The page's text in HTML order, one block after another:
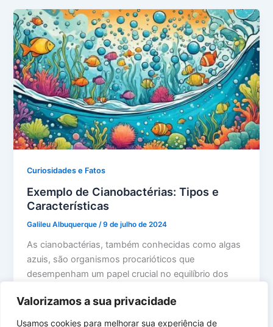
Valorizamos a sua privacidade
Usamos cookies para melhorar sua experiência de
Curiosidades e Fatos
Exemplo de Cianobactérias: Tipos e
Características
Galileu Albuquerque /9 de julho de 2024
As cianobactérias, também conhecidas como algas
azuis, são organismos procarióticos que
desempenham um papel crucial no equilíbrio dos